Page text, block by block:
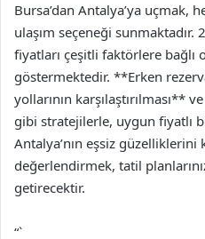
Bursa’dan Antalya’ya uçmak,
ulaşım seçeneği sunmaktadır.
fiyatları çeşitli faktörlere bağlı
göstermektedir. **Erken
yollarının karşılaştırılması**
gibi stratejilerle, uygun fiyatlı
Antalya’nın eşsiz güzelliklerini
değerlendirmek, tatil
getirecektir.
“`